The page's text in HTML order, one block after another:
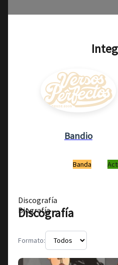
Bandio
Banda
Discografía
Biografía
Discografía
Formato: